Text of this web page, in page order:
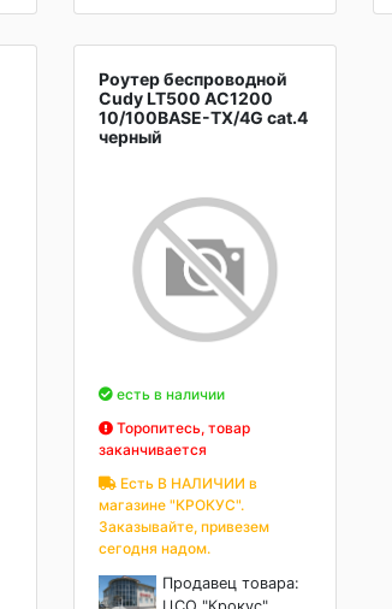
Роутер беспроводной
Cudy LT500 AC1200
10/100BASE-TX/4G cat.4
черный
есть в наличии
Торопитесь, товар
заканчивается
Есть В НАЛИЧИИ в
магазине "КРОКУС".
Заказывайте, привезем
сегодня надом.
Продавец товара: